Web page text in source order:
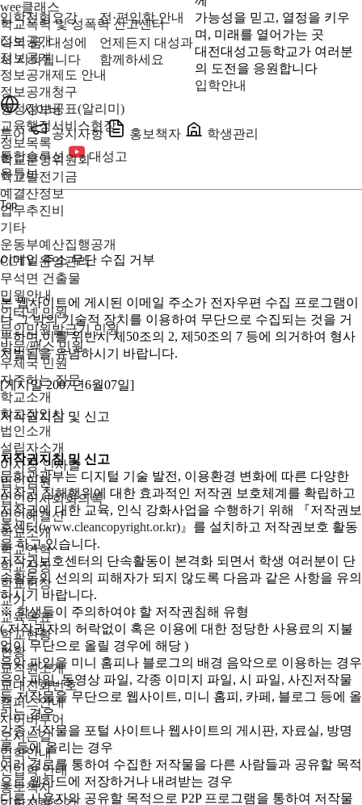
wee클래스
학교폭력 및 성폭력 신고센터
정보공개
정보공개
정보공개제도 안내
정보공개청구
행정정보공표(알리미)
교육행정서비스현장
정보목록
학교운영위원회
학교발전기금
예결산정보
업무추진비
기타
운동부예산집행공개
CCTV 운영관리
무석면 건출물
민원안내
인터넷 민원
무인민원발급기 민원
방문/팩스 민원
우체국 민원
자주하는 질문
학교소개
학교장인사
법인소개
설립자소개
이사장 인사말
법인임원
법인이사회회의록
법인예결산
학교소개
학교연혁
학교상징
학교헌장
교가
교육목표
학교현황
현황
교직원소개
교내전화번호
캠퍼스안내
사이버투어
오시는길
입학안내
신입학 안내
홍보책자
입학전형요강
나의 꿈, 대성에
서 시작됩니다
전·편입학 안내
언제든지 대성과
함께하세요
가능성을 믿고, 열정을 키우
며, 미래를 열어가는 곳
대전대성고등학교가 여러분
의 도전을 응원합니다
입학안내
사이버
투어
공지사항 홍보책자
학생관리
통합솔루션
대성고
유튜브
Top
이메일 주소 무단 수집 거부
본 웹사이트에 게시된 이메일 주소가 전자우편 수집 프로그램이
나 그 밖의 기술적 장치를 이용하여 무단으로 수집되는 것을 거
부하며,이를 위반시 제50조의 2, 제50조의 7 등에 의거하여 형사
처벌됨을 유념하시기 바랍니다.
[게시일 2007년6월07일]
저작권지침 및 신고
저작권지침 및 신고
문화관광부는 디지털 기술 발전, 이용환경 변화에 따른 다양한
저작권 침해행위에 대한 효과적인 저작권 보호체계를 확립하고
저작권에 대한 교육, 인식 강화사업을 수행하기 위해 『저작권보
호센터(www.cleancopyright.or.kr)』를 설치하고 저작권보호 활동
을 하고 있습니다.
저작권보호센터의 단속활동이 본격화 되면서 학생 여러분이 단
속활동의 선의의 피해자가 되지 않도록 다음과 같은 사항을 유의
하시기 바랍니다.
※ 학생들이 주의하여야 할 저작권침해 유형
( 저작권자의 허락없이 혹은 이용에 대한 정당한 사용료의 지불
없이 무단으로 올릴 경우에 해당 )
음악 파일을 미니 홈피나 블로그의 배경 음악으로 이용하는 경우
음악 파일, 동영상 파일, 각종 이미지 파일, 시 파일, 사진저작물
등 저작물을 무단으로 웹사이트, 미니 홈피, 카페, 블로그 등에 올
리는 경우
각종 저작물을 포털 사이트나 웹사이트의 게시판, 자료실, 방명
록 등에 올리는 경우
여러 경로를 통하여 수집한 저작물을 다른 사람들과 공유할 목적
으로 웹하드에 저장하거나 내려받는 경우
다른 사용자와 공유할 목적으로 P2P 프로그램을 통하여 저작물